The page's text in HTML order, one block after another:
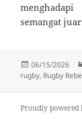
semangat
Posted
on
06/15/2026
rugby, Rugby
Proudly powered